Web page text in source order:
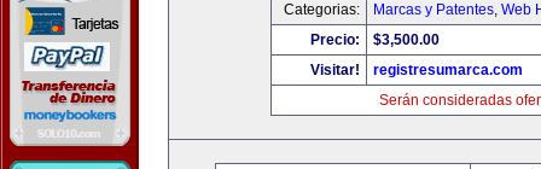
Categorias:
Marcas y Patentes, Web
Precio:
$3,500.00
Visitar!
registresumarca.com
Serán consideradas